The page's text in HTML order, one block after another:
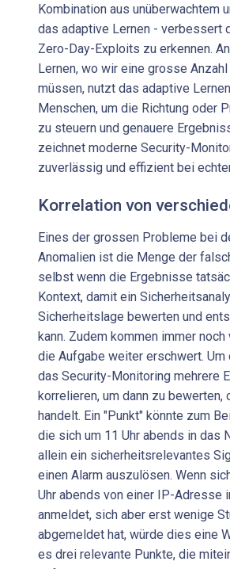
Kombination aus unüberwachtem
das adaptive Lernen - verbessert
Zero-Day-Exploits zu erkennen.
Lernen, wo wir eine grosse
müssen, nutzt das adaptive
Menschen, um die Richtung oder
zu steuern und genauere
zeichnet moderne Security-
zuverlässig und effizient bei
Korrelation von
Eines der grossen Probleme bei
Anomalien ist die Menge der
selbst wenn die Ergebnisse
Kontext, damit ein
Sicherheitslage bewerten und
kann. Zudem kommen immer
die Aufgabe weiter erschwert.
das Security-Monitoring mehrere
korrelieren, um dann zu
handelt. Ein "Punkt" könnte zum
die sich um 11 Uhr abends in das
allein ein sicherheitsrelevantes
einen Alarm auszulösen. Wenn
Uhr abends von einer IP-Adresse
anmeldet, sich aber erst wenige
abgemeldet hat, würde dies eine
es drei relevante Punkte, die